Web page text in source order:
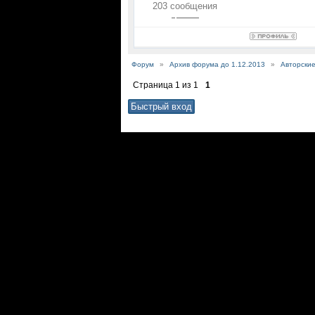
203 сообщения
Форум » Архив форума до 1.12.2013 »
Страница 1 из 1 1